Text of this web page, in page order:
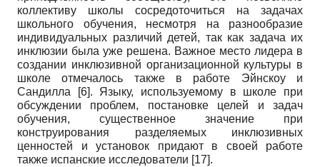
коллективу школы сосредоточиться на задачах
школьного обучения, несмотря на разнообразие
индивидуальных различий детей, так как задача их
инклю­зии была уже решена. Важное место лидера в
создании инклюзивной организационной культуры в
школе отмечалось также в работе Эйнскоу и
Сандилла
[6]. Языку, используемому в школе при
обсуждении проблем, постановке целей и задач
обучения, существенное значение при
конструирования разделяемых инклюзивных
ценностей и установок придают в своей работе
также испанские исследователи [17].